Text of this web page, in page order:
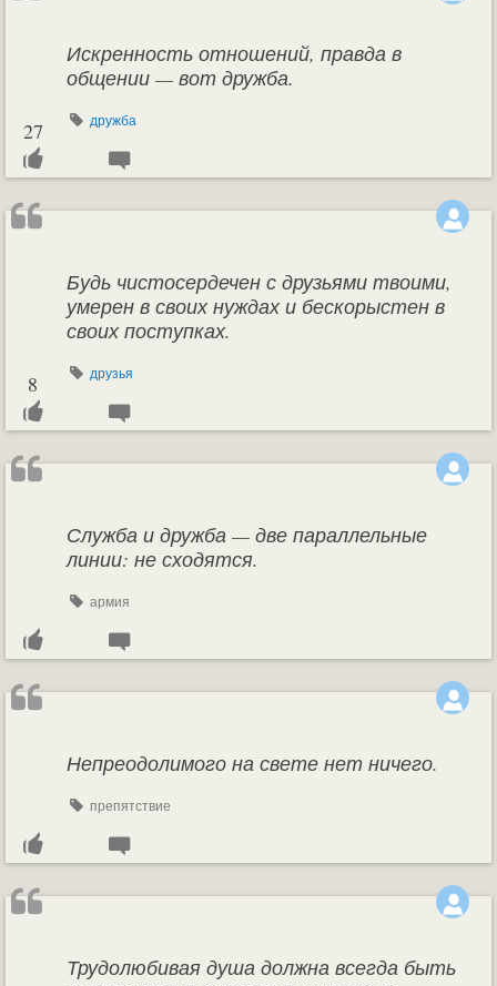
Искренность отношений, правда в
общении — вот дружба.
дружба
27
Будь чистосердечен с друзьями твоими,
умерен в своих нуждах и бескорыстен в
своих поступках.
друзья
8
Служба и дружба — две параллельные
линии: не сходятся.
армия
Непреодолимого на свете нет ничего.
препятствие
Трудолюбивая душа должна всегда быть